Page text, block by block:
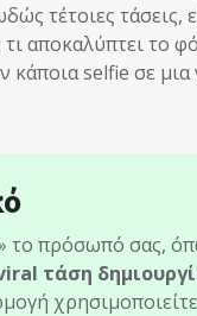
τέτοιες τάσεις,
αποκαλύπτει το
selfie σε
το πρόσωπό σας,
τάση